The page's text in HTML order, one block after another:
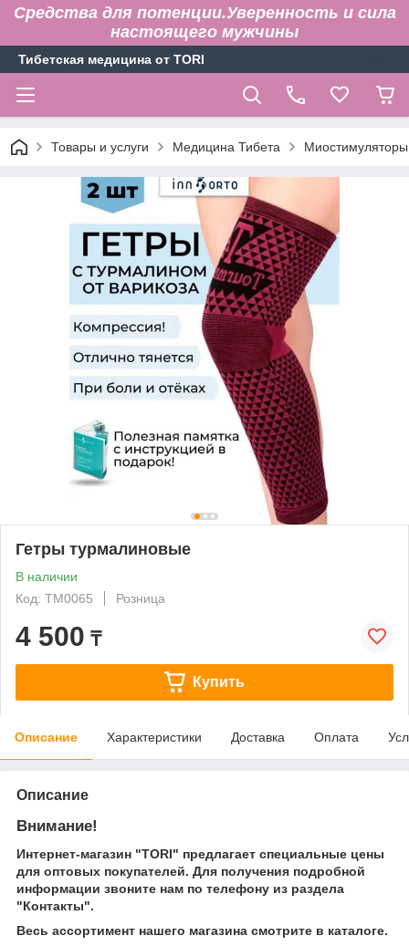
Средства для потенции.Уверенность и сила
настоящего мужчины
Тибетская медицина от TORI
Товары и услуги Медицина Тибета
Гетры турмалиновые
В наличии
Код: ТМ0065
Розница
4 500 ₸
Купить
Описание Характеристики Доставка Оплата
Описание
Внимание!
Интернет-магазин "TORI" предлагает специальные цены
для оптовых покупателей. Для получения подробной
информации звоните нам по телефону из раздела
"Контакты".
Весь ассортимент нашего магазина смотрите в каталоге.